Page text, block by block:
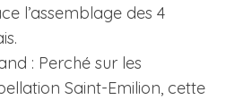
l’assemblage des 4
: Perché sur les
Saint-Emilion, cette